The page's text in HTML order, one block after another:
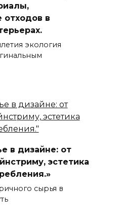
отходов в
экология
в дизайне: от
эстетика
сырья в